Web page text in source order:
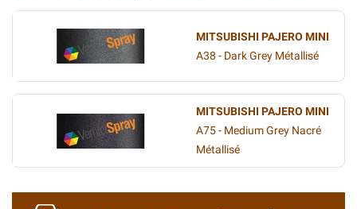
MITSUBISHI PAJERO MINI
A38 - Dark Grey Métallisé
MITSUBISHI PAJERO MINI
A75 - Medium Grey Nacré
Métallisé